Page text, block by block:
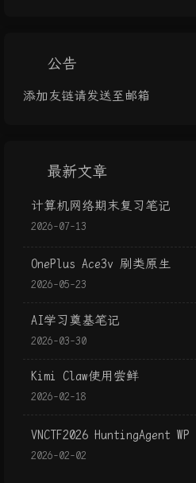
公告
添加友链请发送至邮箱
最新文章
计算机网络期末复习笔记
2026-07-13
OnePlus Ace3v 刷类原生
2026-05-23
AI学习奠基笔记
2026-03-30
Kimi Claw使用尝鲜
2026-02-18
VNCTF2026 HuntingAgent WP
2026-02-02